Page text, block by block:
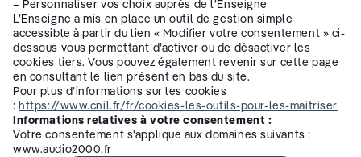
– Personnaliser vos choix auprès de l’Enseigne
L’Enseigne a mis en place un outil de gestion simple
accessible à partir du lien « Modifier votre consentement » ci-
dessous vous permettant d’activer ou de désactiver les
cookies tiers. Vous pouvez également revenir sur cette page
en consultant le lien présent en bas du site.
Pour plus d’informations sur les cookies
:https://www.cnil.fr/fr/cookies-les-outils-pour-les-maitriser
Informations relatives à votre consentement :
Votre consentement s’applique aux domaines suivants :
www.audio2000.fr